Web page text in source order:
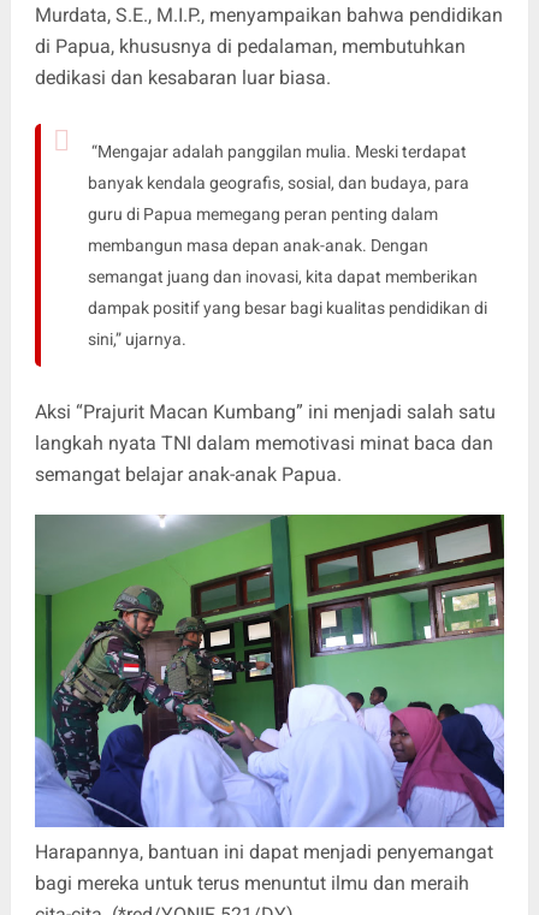
Murdata, S.E., M.I.P., menyampaikan bahwa pendidikan
di Papua, khususnya di pedalaman, membutuhkan
dedikasi dan kesabaran luar biasa.
“Mengajar adalah panggilan mulia. Meski terdapat
banyak kendala geografis, sosial, dan budaya, para
guru di Papua memegang peran penting dalam
membangun masa depan anak-anak. Dengan
semangat juang dan inovasi, kita dapat memberikan
dampak positif yang besar bagi kualitas pendidikan di
sini,” ujarnya.
Aksi “Prajurit Macan Kumbang” ini menjadi salah satu
langkah nyata TNI dalam memotivasi minat baca dan
semangat belajar anak-anak Papua.
Harapannya, bantuan ini dapat menjadi penyemangat
bagi mereka untuk terus menuntut ilmu dan meraih